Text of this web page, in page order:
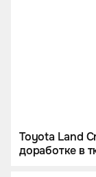
Toyota Land
доработке в